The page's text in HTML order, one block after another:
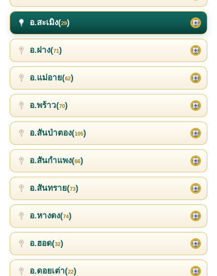
อ.สะเมิง(29)
อ.ฝาง(71)
อ.แม่อาย(62)
อ.พร้าว(70)
อ.สันป่าตอง(105)
อ.สันกำแพง(66)
อ.สันทราย(73)
อ.หางดง(74)
อ.ฮอด(32)
อ.ดอยเต่า(22)